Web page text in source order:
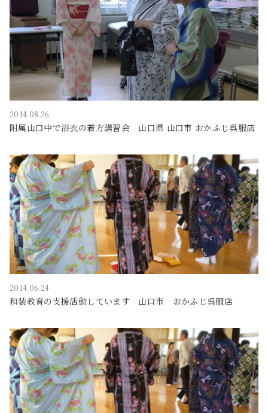
2014.08.26
附属山口中で浴衣の着方講習会 山口県 山口市 おかふじ呉服店
2014.06.24
和装教育の支援活動しています 山口市 おかふじ呉服店